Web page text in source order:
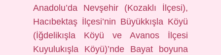
Anadolu’da Nevşehir (Kozaklı İlçesi),
Hacıbektaş İlçesi’nin Büyükkışla Köyü
(İğdelikışla Köyü ve Avanos İlçesi
Kuyulukışla Köyü)’nde Bayat boyuna